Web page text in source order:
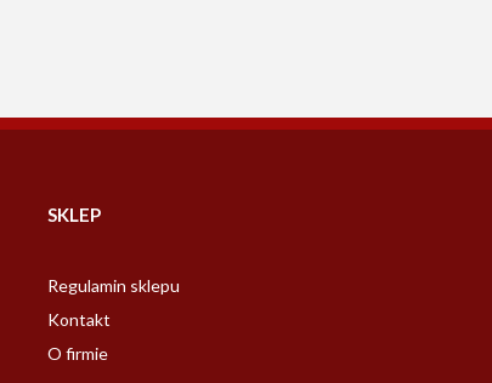
SKLEP
Regulamin sklepu
Kontakt
O firmie